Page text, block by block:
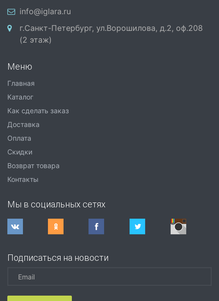
info@iglara.ru
г.Санкт-Петербург, ул.Ворошилова, д.2, оф.208
(2 этаж)
Меню
Главная
Каталог
Как сделать заказ
Доставка
Оплата
Скидки
Возврат товара
Контакты
Мы в социальных сетях
Подписаться на новости